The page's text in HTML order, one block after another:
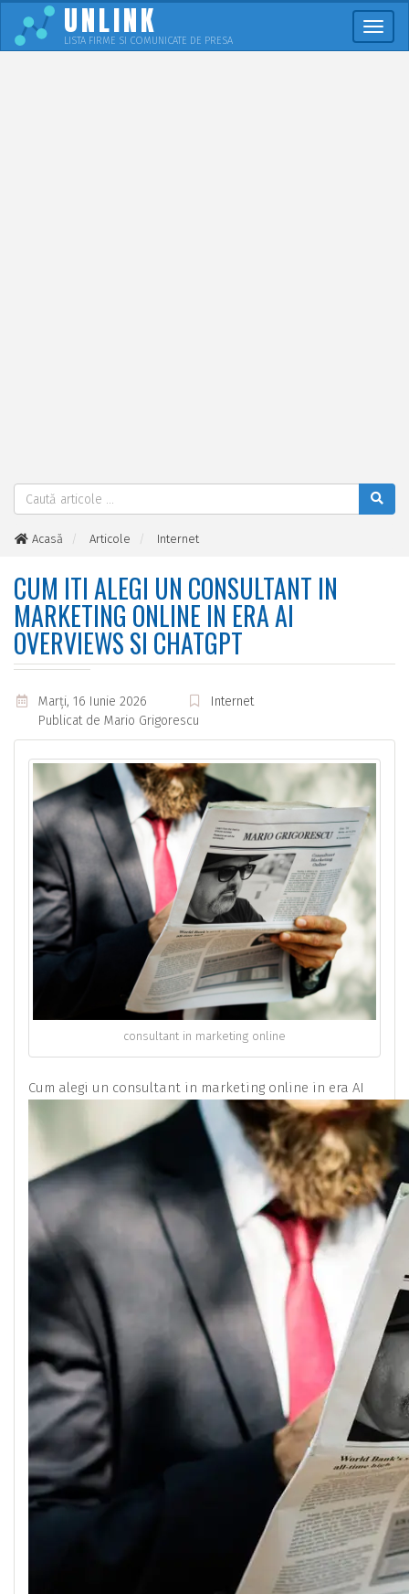
UNLINK
LISTA FIRME SI COMUNICATE DE PRESA
Acasă Articole
Internet
CUM ITI ALEGI UN CONSULTANT IN
MARKETING ONLINE IN ERA AI
OVERVIEWS SI CHATGPT
Marţi, 16 Iunie 2026
Internet
Publicat de Mario Grigorescu
consultant in marketing online
Cum alegi un consultant in marketing online in era AI